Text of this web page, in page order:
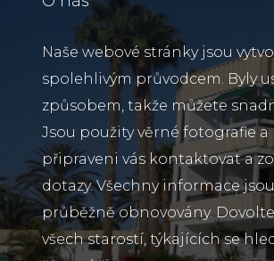
Naše webové stránky jsou
spolehlivým průvodcem. Byly
způsobem, takže můžete
Jsou použity věrné fotografie a
připraveni vás kontaktovat a
dotazy. Všechny informace
průběžně obnovovány.
všech starostí, týkajících se